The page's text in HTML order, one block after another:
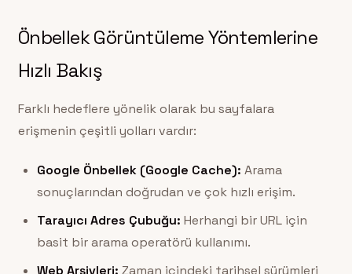
Önbellek Görüntüleme Yöntemlerine
Hızlı Bakış
Farklı hedeflere yönelik olarak bu sayfalara
erişmenin çeşitli yolları vardır:
Google Önbellek (Google Cache): Arama
sonuçlarından doğrudan ve çok hızlı erişim.
Tarayıcı Adres Çubuğu: Herhangi bir URL için
basit bir arama operatörü kullanımı.